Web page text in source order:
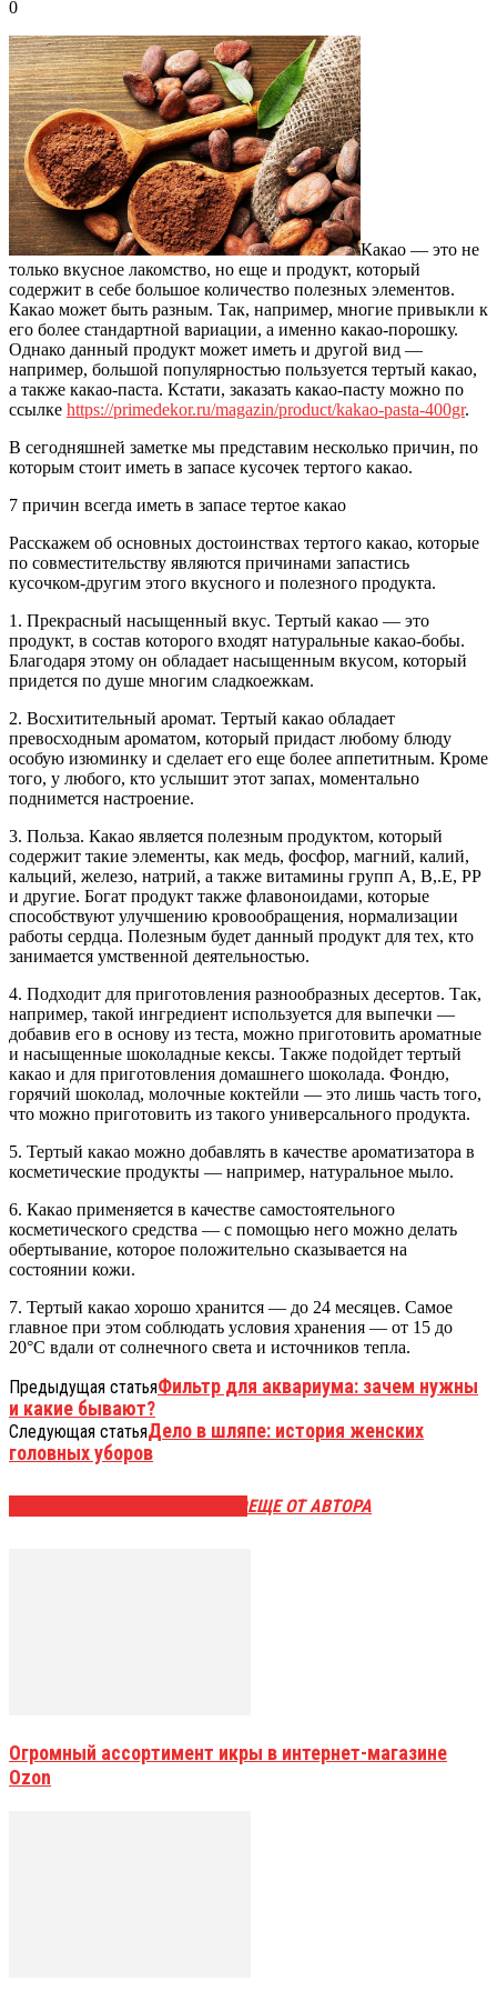
0
Какао — это не
только вкусное лакомство, но еще и продукт, который
содержит в себе большое количество полезных элементов.
Какао может быть разным. Так, например, многие привыкли к
его более стандартной вариации, а именно какао-порошку.
Однако данный продукт может иметь и другой вид —
например, большой популярностью пользуется тертый какао,
а также какао-паста. Кстати, заказать какао-пасту можно по
ссылке https://primedekor.ru/magazin/product/kakao-pasta-400gr.
В сегодняшней заметке мы представим несколько причин, по
которым стоит иметь в запасе кусочек тертого какао.
7 причин всегда иметь в запасе тертое какао
Расскажем об основных достоинствах тертого какао, которые
по совместительству являются причинами запастись
кусочком-другим этого вкусного и полезного продукта.
1. Прекрасный насыщенный вкус. Тертый какао — это
продукт, в состав которого входят натуральные какао-бобы.
Благодаря этому он обладает насыщенным вкусом, который
придется по душе многим сладкоежкам.
2. Восхитительный аромат. Тертый какао обладает
превосходным ароматом, который придаст любому блюду
особую изюминку и сделает его еще более аппетитным. Кроме
того, у любого, кто услышит этот запах, моментально
поднимется настроение.
3. Польза. Какао является полезным продуктом, который
содержит такие элементы, как медь, фосфор, магний, калий,
кальций, железо, натрий, а также витамины групп А, B,.E, PP
и другие. Богат продукт также флавоноидами, которые
способствуют улучшению кровообращения, нормализации
работы сердца. Полезным будет данный продукт для тех, кто
занимается умственной деятельностью.
4. Подходит для приготовления разнообразных десертов. Так,
например, такой ингредиент используется для выпечки —
добавив его в основу из теста, можно приготовить ароматные
и насыщенные шоколадные кексы. Также подойдет тертый
какао и для приготовления домашнего шоколада. Фондю,
горячий шоколад, молочные коктейли — это лишь часть того,
что можно приготовить из такого универсального продукта.
5. Тертый какао можно добавлять в качестве ароматизатора в
косметические продукты — например, натуральное мыло.
6. Какао применяется в качестве самостоятельного
косметического средства — с помощью него можно делать
обертывание, которое положительно сказывается на
состоянии кожи.
7. Тертый какао хорошо хранится — до 24 месяцев. Самое
главное при этом соблюдать условия хранения — от 15 до
20°C вдали от солнечного света и источников тепла.
Предыдущая статьяФильтр для аквариума: зачем нужны
и какие бывают?
Следующая статьяДело в шляпе: история женских
головных уборов
ЕЩЕ ОТ АВТОРА
Огромный ассортимент икры в интернет-магазине
Ozon